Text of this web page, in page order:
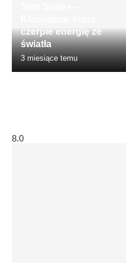
czerpie energię ze
światła
3 miesiące temu
8.0